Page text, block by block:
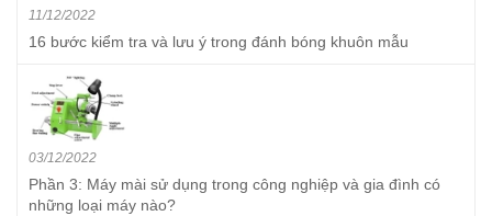
11/12/2022
16 bước kiểm tra và lưu ý trong đánh bóng khuôn mẫu
03/12/2022
Phần 3: Máy mài sử dụng trong công nghiệp và gia đình có
những loại máy nào?